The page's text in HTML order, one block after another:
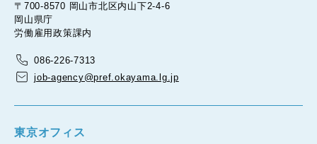
〒700-8570 岡山市北区内山下2-4-6
岡山県庁
労働雇用政策課内
086-226-7313
job-agency@pref.okayama.lg.jp
東京オフィス